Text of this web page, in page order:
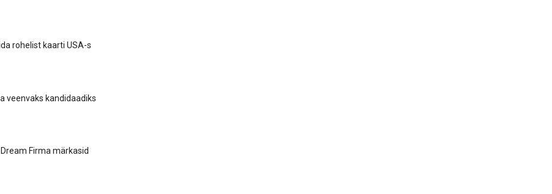
rohelist kaarti USA-s
veenvaks kandidaadiks
Firma märkasid